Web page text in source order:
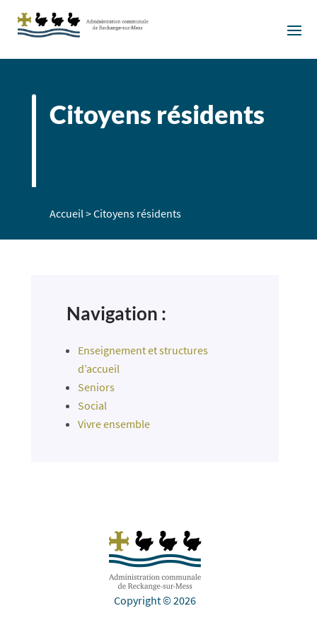
Citoyens résidents
Accueil >Citoyens résidents
Navigation :
Enseignement et structures
d’accueil
Seniors
Social
Vivre ensemble
Copyright © 2026